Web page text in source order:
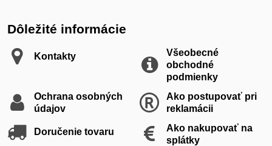
Dôležité informácie
Kontakty
Všeobecné
obchodné
podmienky
Ochrana osobných
údajov
Ako postupovať pri
reklamácii
Doručenie tovaru
Ako nakupovať na
splátky